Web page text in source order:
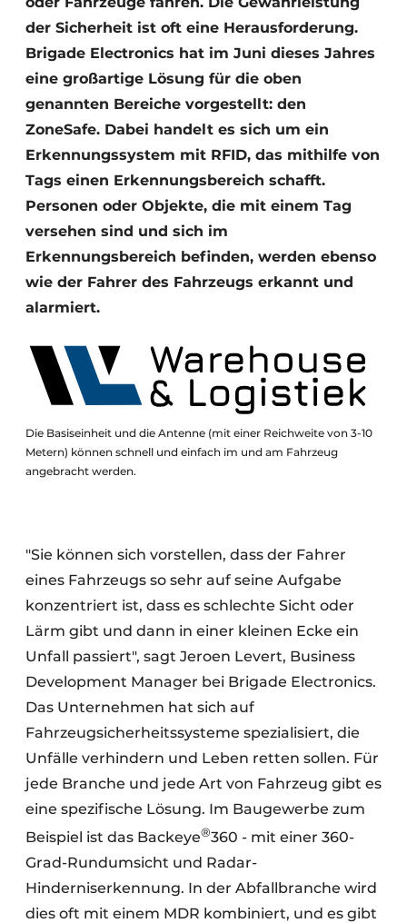
der Sicherheit ist oft eine Herausforderung.
Brigade Electronics hat im Juni dieses Jahres
eine großartige Lösung für die oben
genannten Bereiche vorgestellt: den
ZoneSafe. Dabei handelt es sich um ein
Erkennungssystem mit RFID, das mithilfe von
Tags einen Erkennungsbereich schafft.
Personen oder Objekte, die mit einem Tag
versehen sind und sich im
Erkennungsbereich befinden, werden ebenso
wie der Fahrer des Fahrzeugs erkannt und
alarmiert.
Die Basiseinheit und die Antenne (mit einer Reichweite von 3-10
Metern) können schnell und einfach im und am Fahrzeug
angebracht werden.
"Sie können sich vorstellen, dass der Fahrer
eines Fahrzeugs so sehr auf seine Aufgabe
konzentriert ist, dass es schlechte Sicht oder
Lärm gibt und dann in einer kleinen Ecke ein
Unfall passiert", sagt Jeroen Levert, Business
Development Manager bei Brigade Electronics.
Das Unternehmen hat sich auf
Fahrzeugsicherheitssysteme spezialisiert, die
Unfälle verhindern und Leben retten sollen. Für
jede Branche und jede Art von Fahrzeug gibt es
eine spezifische Lösung. Im Baugewerbe zum
Beispiel ist das Backeye®360 - mit einer 360-
Grad-Rundumsicht und Radar-
Hinderniserkennung. In der Abfallbranche wird
dies oft mit einem MDR kombiniert, und es gibt